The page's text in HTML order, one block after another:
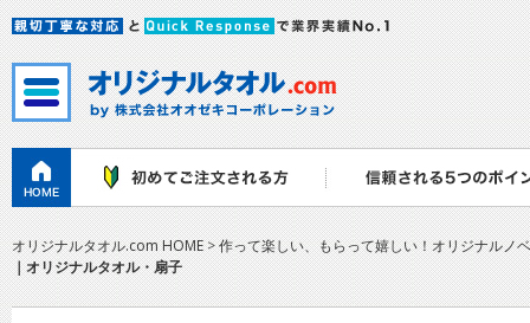
オリジナルタオル.com HOME>作って楽しい、もらって嬉しい！オリジナルノ
｜オリジナルタオル・扇子